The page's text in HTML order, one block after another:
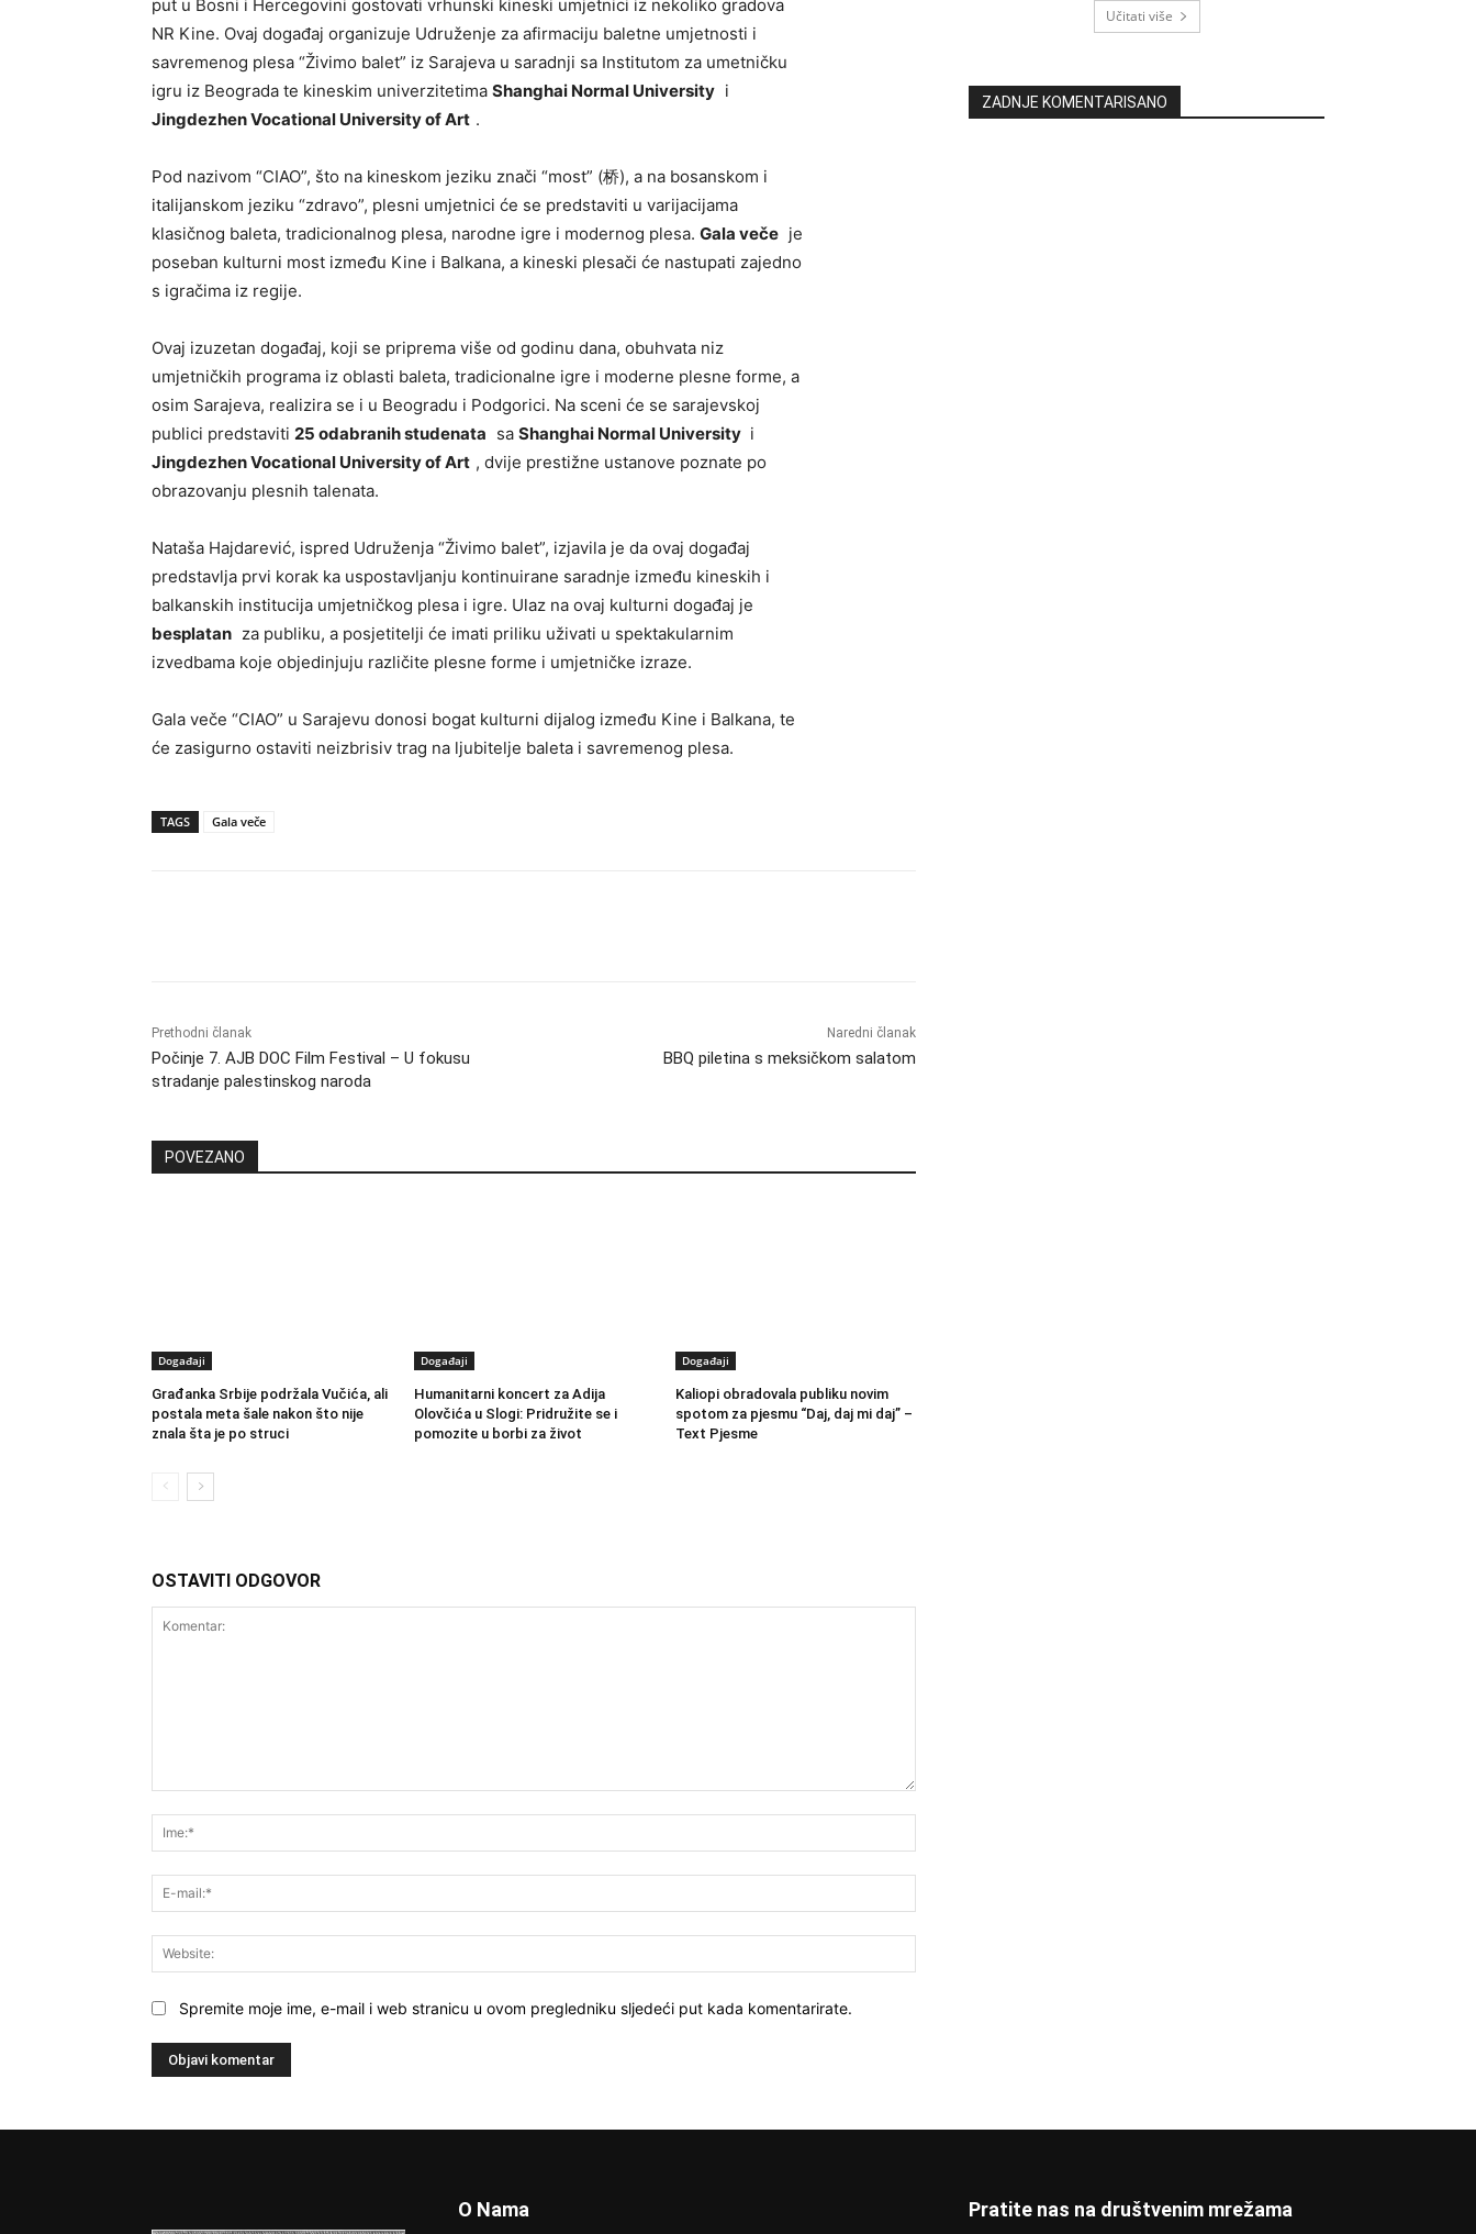
put u Bosni i Hercegovini gostovati vrhunski kineski umjetnici iz nekoliko gradova
NR Kine. Ovaj događaj organizuje Udruženje za afirmaciju baletne umjetnosti i
savremenog plesa “Živimo balet” iz Sarajeva u saradnji sa Institutom za umetničku
igru iz Beograda te kineskim univerzitetima Shanghai Normal University i
Jingdezhen Vocational University of Art .
Pod nazivom “CIAO”, što na kineskom jeziku znači “most” (桥), a na bosanskom i
italijanskom jeziku “zdravo”, plesni umjetnici će se predstaviti u varijacijama
klasičnog baleta, tradicionalnog plesa, narodne igre i modernog plesa. Gala veče je
poseban kulturni most između Kine i Balkana, a kineski plesači će nastupati zajedno
s igračima iz regije.
Ovaj izuzetan događaj, koji se priprema više od godinu dana, obuhvata niz
umjetničkih programa iz oblasti baleta, tradicionalne igre i moderne plesne forme, a
osim Sarajeva, realizira se i u Beogradu i Podgorici. Na sceni će se sarajevskoj
publici predstaviti 25 odabranih studenata sa Shanghai Normal University i
Jingdezhen Vocational University of Art , dvije prestižne ustanove poznate po
obrazovanju plesnih talenata.
Nataša Hajdarević, ispred Udruženja “Živimo balet”, izjavila je da ovaj događaj
predstavlja prvi korak ka uspostavljanju kontinuirane saradnje između kineskih i
balkanskih institucija umjetničkog plesa i igre. Ulaz na ovaj kulturni događaj je
besplatan za publiku, a posjetitelji će imati priliku uživati u spektakularnim
izvedbama koje objedinjuju različite plesne forme i umjetničke izraze.
Gala veče “CIAO” u Sarajevu donosi bogat kulturni dijalog između Kine i Balkana, te
će zasigurno ostaviti neizbrisiv trag na ljubitelje baleta i savremenog plesa.
TAGS Gala veče
Prethodni članak
Počinje 7. AJB DOC Film Festival – U fokusu
stradanje palestinskog naroda
Naredni članak
BBQ piletina s meksičkom salatom
POVEZANO
Događaji
Građanka Srbije podržala Vučića, ali
postala meta šale nakon što nije
znala šta je po struci
Događaji
Humanitarni koncert za Adija
Olovčića u Slogi: Pridružite se i
pomozite u borbi za život
Događaji
Kaliopi obradovala publiku novim
spotom za pjesmu “Daj, daj mi daj” –
Text Pjesme
OSTAVITI ODGOVOR
mail:*
Spremite moje ime, e-mail i web stranicu u ovom pregledniku sljedeći put kada komentarirate.
Učitati više
ZADNJE KOMENTARISANO
O Nama Pratite nas na društvenim mrežama